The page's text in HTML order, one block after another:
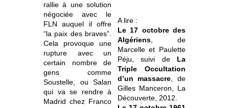
rallie à une solution
négociée avec le
FLN auquel il offre
“la paix des braves”.
Cela provoque une
rupture avec un
certain nombre de
gens comme
Soustelle, ou Salan
qui va se rendre à
Madrid chez Franco
A lire :
Le 17 octobre des
Algériens, de
Marcelle et Paulette
Péju, suivi de La
Triple Occultation
d’un massacre, de
Gilles Manceron, La
Découverte, 2012.